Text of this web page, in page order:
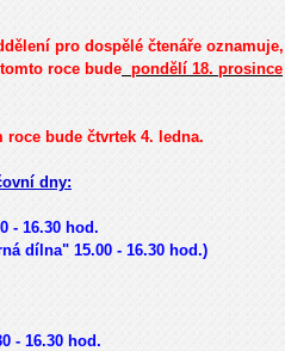
pro dospělé čtenáře oznamuje,
roce bude pondělí 18. prosince
bude čtvrtek 4. ledna.
dny:
- 16.30 hod.
dílna" 15.00 - 16.30 hod.)
- 16.30 hod.